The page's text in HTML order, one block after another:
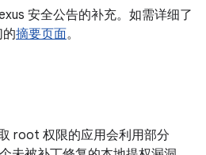
安全公告的补充。如需详细了
摘要页面。
root 权限的应用会利用部分